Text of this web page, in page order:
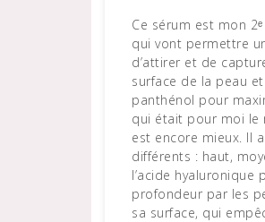
Ce sérum est mon
qui vont permettre
d’attirer et de
surface de la peau
panthénol pour
qui était pour moi le
est encore mieux. Il
différents : haut,
l’acide
profondeur par les
sa surface, qui